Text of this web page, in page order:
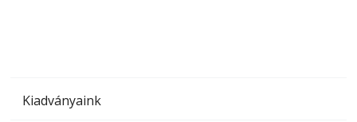
Kiadványaink